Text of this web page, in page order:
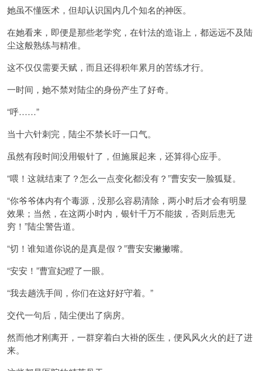
她虽不懂医术，但却认识国内几个知名的神医。
在她看来，即便是那些老学究，在针法的造诣上，都远远不及陆
尘这般熟练与精准。
这不仅仅需要天赋，而且还得积年累月的苦练才行。
一时间，她不禁对陆尘的身份产生了好奇。
“呼……”
当十六针刺完，陆尘不禁长吁一口气。
虽然有段时间没用银针了，但施展起来，还算得心应手。
“喂！这就结束了？怎么一点变化都没有？”曹安安一脸狐疑。
“你爷爷体内有个毒源，没那么容易清除，两小时后才会有明显
效果；当然，在这两小时内，银针千万不能拔，否则后患无
穷！”陆尘警告道。
“切！谁知道你说的是真是假？”曹安安撇撇嘴。
“安安！”曹宣妃瞪了一眼。
“我去趟洗手间，你们在这好好守着。”
交代一句后，陆尘便出了病房。
然而他才刚离开，一群穿着白大褂的医生，便风风火火的赶了进
来。